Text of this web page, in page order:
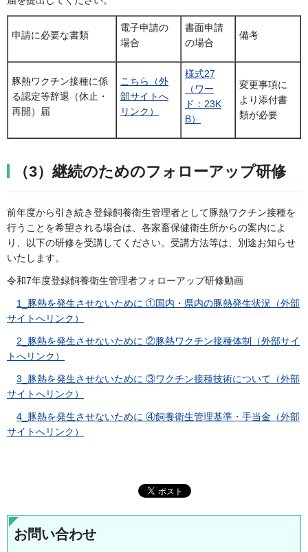
申請に必要な書類
電子申請の
場合
書面申請
の場合
備考
豚熱ワクチン接種に係
る認定等辞退（休止・
再開）届
こちら（外
部サイトへ
リンク）
様式27
（ワー
ド：23K
B）
変更事項に
より添付書
類が必要
（3）継続のためのフォローアップ研修
前年度から引き続き登録飼養衛生管理者として豚熱ワクチン接種を
行うことを希望される場合は、各家畜保健衛生所からの案内によ
り、以下の研修を受講してください。受講方法等は、別途お知らせ
いたします。
令和7年度登録飼養衛生管理者フォローアップ研修動画
1_豚熱を発生させないために ①国内・県内の豚熱発生状況（外部
サイトへリンク）
2_豚熱を発生させないために ②豚熱ワクチン接種体制（外部サイ
トへリンク）
3_豚熱を発生させないために ③ワクチン接種技術について（外部
サイトへリンク）
4_豚熱を発生させないために ④飼養衛生管理基準・手当金（外部
サイトへリンク）
お問い合わせ